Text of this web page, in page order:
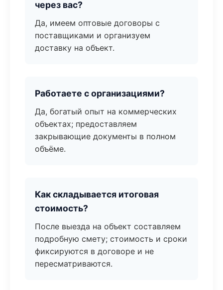
через вас?
Да, имеем оптовые договоры с
поставщиками и организуем
доставку на объект.
Работаете с организациями?
Да, богатый опыт на коммерческих
объектах; предоставляем
закрывающие документы в полном
объёме.
Как складывается итоговая
стоимость?
После выезда на объект составляем
подробную смету; стоимость и сроки
фиксируются в договоре и не
пересматриваются.